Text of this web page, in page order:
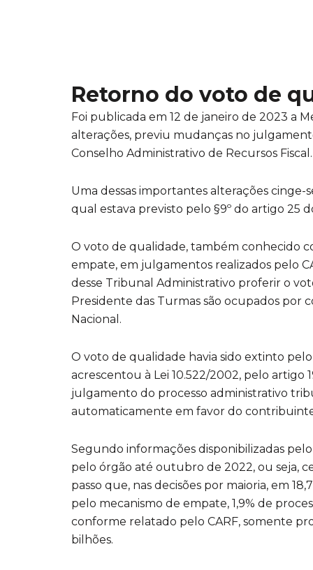
Retorno do voto de
Foi publicada em 12 de janeiro de 2023 a
alterações, previu mudanças no
Conselho Administrativo de Recursos Fiscal.
Uma dessas importantes alterações
qual estava previsto pelo §9º do artigo 25
O voto de qualidade, também conhecido
empate, em julgamentos realizados pelo
desse Tribunal Administrativo proferir o
Presidente das Turmas são ocupados por
Nacional.
O voto de qualidade havia sido extinto
acrescentou à Lei 10.522/2002, pelo artigo
julgamento do processo administrativo
automaticamente em favor do
Segundo informações disponibilizadas
pelo órgão até outubro de 2022, ou seja,
passo que, nas decisões por maioria, em
pelo mecanismo de empate, 1,9% de
conforme relatado pelo CARF, somente
bilhões.